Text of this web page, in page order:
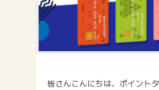
皆さんこんにちは、ポイント